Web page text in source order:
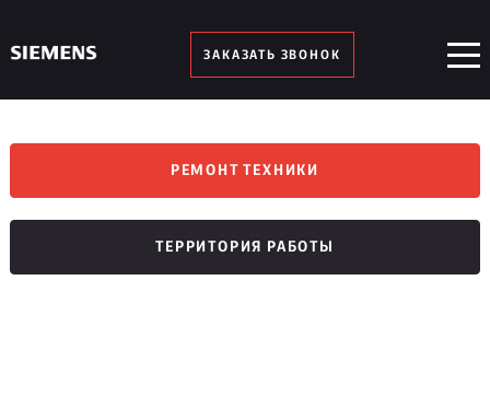
ЗАКАЗАТЬ ЗВОНОК
РЕМОНТ ТЕХНИКИ
ТЕРРИТОРИЯ РАБОТЫ